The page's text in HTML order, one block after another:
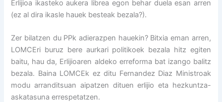
Erlijioa ikasteko aukera librea egon behar duela esan arren
(ez al dira ikasle hauek besteak bezala?).
Zer bilatzen du PPk adierazpen hauekin? Bitxia eman arren,
LOMCEri buruz bere aurkari politikoek bezala hitz egiten
baitu, hau da, Erlijioaren aldeko erreforma bat izango balitz
bezala. Baina LOMCEk ez ditu Fernandez Diaz Ministroak
modu arranditsuan aipatzen dituen erlijio eta hezkuntza-
askatasuna errespetatzen.